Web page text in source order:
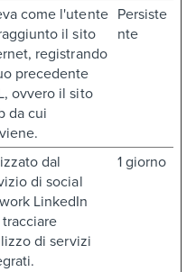
come l'utente
il sito
registrando
precedente
ovvero il sito
da cui
Persiste
nte
dal
di social
LinkedIn
di servizi
1 giorno